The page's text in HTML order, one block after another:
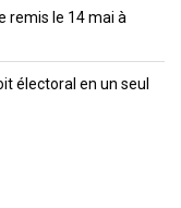
remis le 14 mai à
électoral en un seul